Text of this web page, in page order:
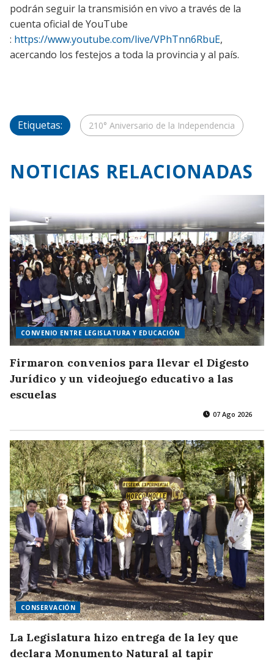
podrán seguir la transmisión en vivo a través de la
cuenta oficial de YouTube
: https://www.youtube.com/live/VPhTnn6RbuE,
acercando los festejos a toda la provincia y al país.
Etiquetas: 210° Aniversario de la Independencia
NOTICIAS RELACIONADAS
CONVENIO ENTRE LEGISLATURA Y EDUCACIÓN
Firmaron convenios para llevar el Digesto
Jurídico y un videojuego educativo a las
escuelas
07 Ago 2026
CONSERVACIÓN
La Legislatura hizo entrega de la ley que
declara Monumento Natural al tapir